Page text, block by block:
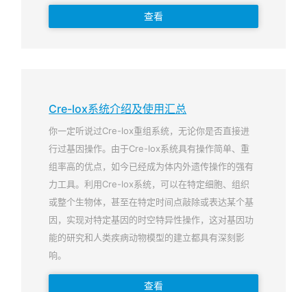
查看
Cre-lox系统介绍及使用汇总
你一定听说过Cre-lox重组系统，无论你是否直接进
行过基因操作。由于Cre-lox系统具有操作简单、重
组率高的优点，如今已经成为体内外遗传操作的强有
力工具。利用Cre-lox系统，可以在特定细胞、组织
或整个生物体，甚至在特定时间点敲除或表达某个基
因，实现对特定基因的时空特异性操作，这对基因功
能的研究和人类疾病动物模型的建立都具有深刻影
响。
查看